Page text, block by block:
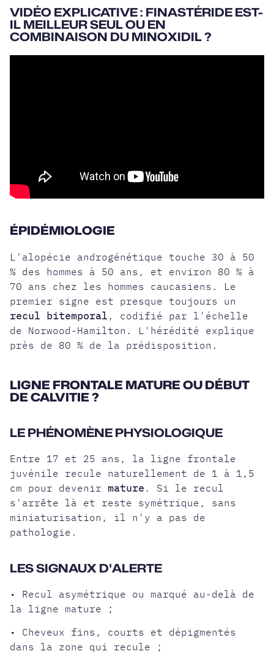
VIDÉO EXPLICATIVE : FINASTÉRIDE EST-
IL MEILLEUR SEUL OU EN
COMBINAISON DU MINOXIDIL ?
ÉPIDÉMIOLOGIE
L'alopécie androgénétique touche 30 à 50
% des hommes à 50 ans, et environ 80 % à
70 ans chez les hommes caucasiens. Le
premier signe est presque toujours un
recul bitemporal , codifié par l'échelle
de Norwood-Hamilton . L'hérédité explique
près de 80 % de la prédisposition.
LIGNE FRONTALE MATURE OU DÉBUT
DE CALVITIE ?
LE PHÉNOMÈNE PHYSIOLOGIQUE
Entre 17 et 25 ans, la ligne frontale
juvénile recule naturellement de 1 à 1,5
cm pour devenir mature . Si le recul
s'arrête là et reste symétrique, sans
miniaturisation, il n'y a pas de
pathologie.
LES SIGNAUX D'ALERTE
• Recul asymétrique ou marqué au-delà de
la ligne mature ;
• Cheveux fins, courts et dépigmentés
dans la zone qui recule ;